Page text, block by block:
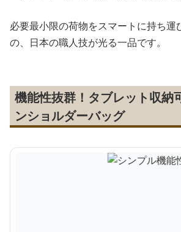
必要最小限の荷物をスマートに持ち運
の、日本の職人技が光る一品です。
機能性抜群！タブレット収納
ンショルダーバッグ